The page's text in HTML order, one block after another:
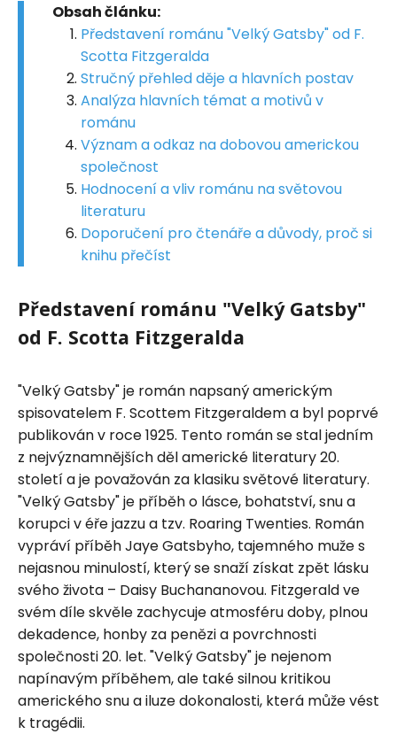
Obsah článku:
Představení románu "Velký Gatsby" od F.
Scotta Fitzgeralda
Stručný přehled děje a hlavních postav
Analýza hlavních témat a motivů v
románu
Význam a odkaz na dobovou americkou
společnost
Hodnocení a vliv románu na světovou
literaturu
Doporučení pro čtenáře a důvody, proč si
knihu přečíst
Představení románu "Velký Gatsby"
od F. Scotta Fitzgeralda
"Velký Gatsby" je román napsaný americkým
spisovatelem F. Scottem Fitzgeraldem a byl poprvé
publikován v roce 1925. Tento román se stal jedním
z nejvýznamnějších děl americké literatury 20.
století a je považován za klasiku světové literatury.
"Velký Gatsby" je příběh o lásce, bohatství, snu a
korupci v éře jazzu a tzv. Roaring Twenties. Román
vypráví příběh Jaye Gatsbyho, tajemného muže s
nejasnou minulostí, který se snaží získat zpět lásku
svého života – Daisy Buchananovou. Fitzgerald ve
svém díle skvěle zachycuje atmosféru doby, plnou
dekadence, honby za penězi a povrchnosti
společnosti 20. let. "Velký Gatsby" je nejenom
napínavým příběhem, ale také silnou kritikou
amerického snu a iluze dokonalosti, která může vést
k tragédii.